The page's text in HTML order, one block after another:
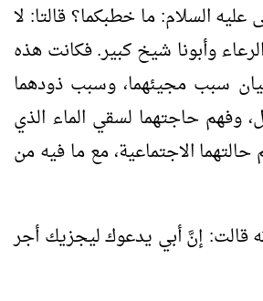
السلام: ما خطبكما؟ قالتا: لا
وأبونا شيخ كبير. فكانت هذه
سبب مجيئهما، وسبب ذودهما
وفهم حاجتهما لسقي الماء الذي
حالتهما الاجتماعية، مع ما فيه من
قالت: إنَّ أبي يدعوك ليجزيك أجر